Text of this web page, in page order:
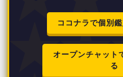
ココナラで個別
オープンチャット
る